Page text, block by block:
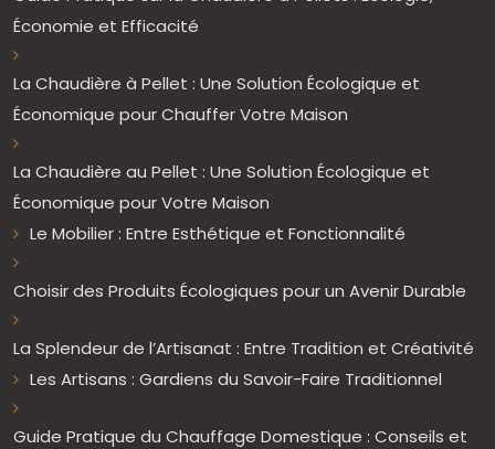
Économie et Efficacité
La Chaudière à Pellet : Une Solution Écologique et
Économique pour Chauffer Votre Maison
La Chaudière au Pellet : Une Solution Écologique et
Économique pour Votre Maison
Le Mobilier : Entre Esthétique et Fonctionnalité
Choisir des Produits Écologiques pour un Avenir Durable
La Splendeur de l’Artisanat : Entre Tradition et Créativité
Les Artisans : Gardiens du Savoir-Faire Traditionnel
Guide Pratique du Chauffage Domestique : Conseils et